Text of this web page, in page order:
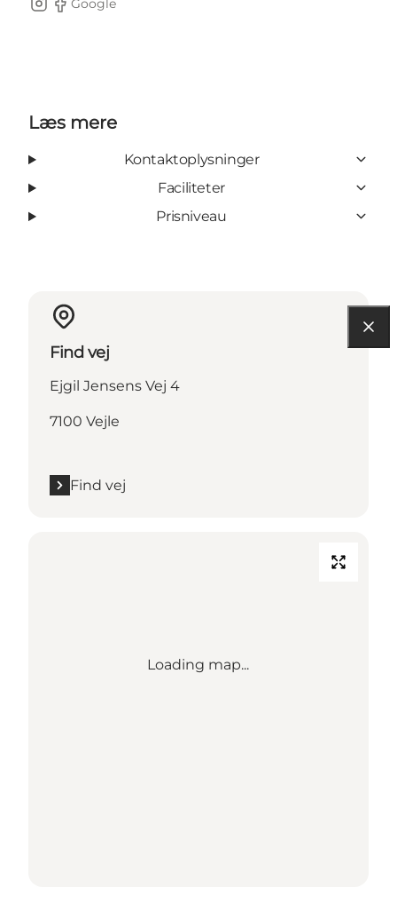
Instagram
Facebook
Google
Læs mere
Kontaktoplysninger
Faciliteter
Prisniveau
Find vej
Ejgil Jensens Vej 4
7100 Vejle
Find vej
Loading map...